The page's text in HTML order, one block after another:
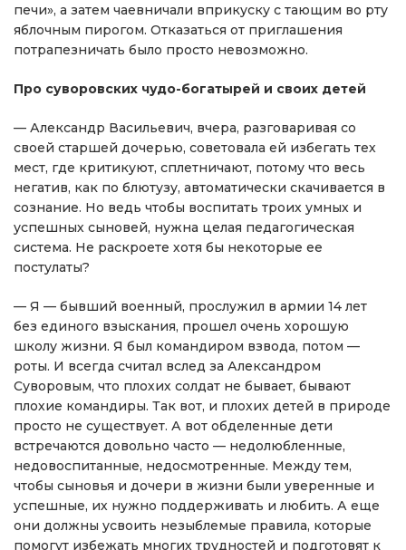
печи», а затем чаевничали вприкуску с тающим во рту
яблочным пирогом. Отказаться от приглашения
потрапезничать было просто невозможно.
Про суворовских чудо-богатырей и своих детей
— Александр Васильевич, вчера, разговаривая со
своей старшей дочерью, советовала ей избегать тех
мест, где критикуют, сплетничают, потому что весь
негатив, как по блютузу, автоматически скачивается в
сознание. Но ведь чтобы воспитать троих умных и
успешных сыновей, нужна целая педагогическая
система. Не раскроете хотя бы некоторые ее
постулаты?
— Я — бывший военный, прослужил в армии 14 лет
без единого взыскания, прошел очень хорошую
школу жизни. Я был командиром взвода, потом —
роты. И всегда считал вслед за Александром
Суворовым, что плохих солдат не бывает, бывают
плохие командиры. Так вот, и плохих детей в природе
просто не существует. А вот обделенные дети
встречаются довольно часто — недолюбленные,
недовоспитанные, недосмотренные. Между тем,
чтобы сыновья и дочери в жизни были уверенные и
успешные, их нужно поддерживать и любить. А еще
они должны усвоить незыблемые правила, которые
помогут избежать многих трудностей и подготовят к